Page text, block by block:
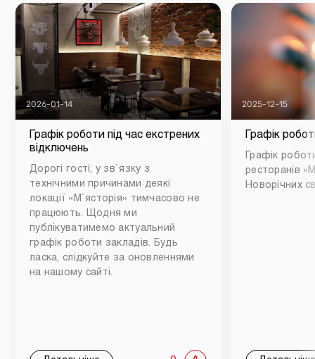
2026-01-14
Графік роботи під час екстрених
відключень
Дорогі гості, у зв`язку з
технічними причинами деякі
локації «М`ясторія» тимчасово не
працюють. Щодня ми
публікуватимемо актуальний
графік роботи закладів. Будь
ласка, слідкуйте за оновленнями
на нашому сайті.
2025-12-15
Графік
Графік
ресторанів
Новорічних